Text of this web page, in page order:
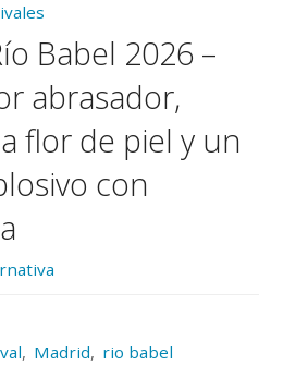
el
rock
Babel 2026 –
abrasador,
flor de piel y un
con
, Madrid, rio babel